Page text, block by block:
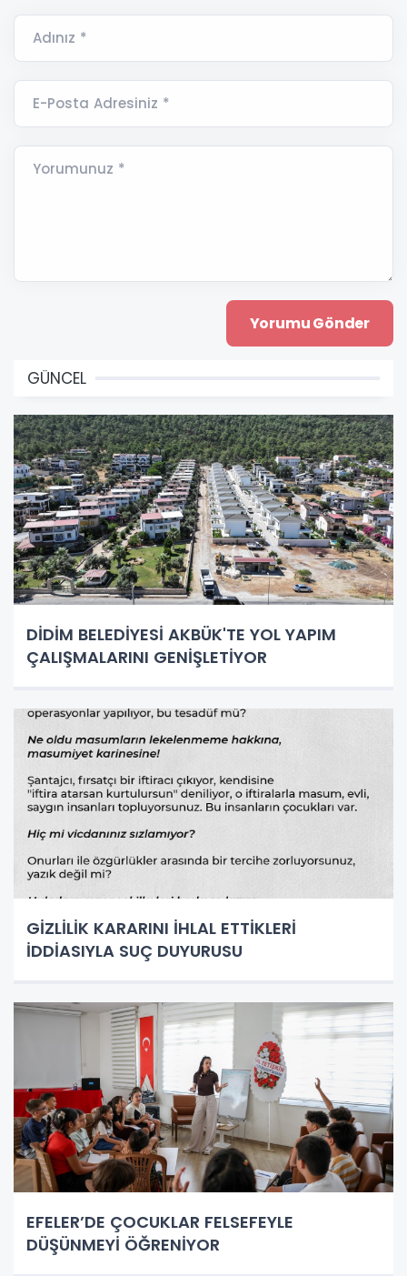
Adınız *
E-Posta Adresiniz *
Yorumunuz *
GÜNCEL
DİDİM BELEDİYESİ AKBÜK'TE YOL YAPIM
ÇALIŞMALARINI GENİŞLETİYOR
GİZLİLİK KARARINI İHLAL ETTİKLERİ
İDDİASIYLA SUÇ DUYURUSU
EFELER’DE ÇOCUKLAR FELSEFEYLE
DÜŞÜNMEYİ ÖĞRENİYOR